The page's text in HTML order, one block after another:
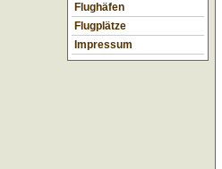
Flughäfen
Flugplätze
Impressum